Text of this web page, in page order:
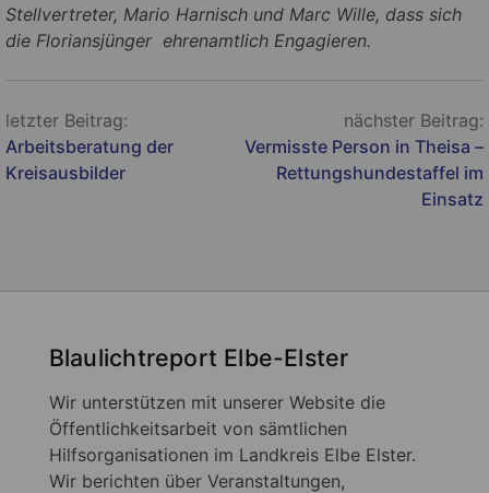
Stellvertreter, Mario Harnisch und Marc Wille, dass sich
die Floriansjünger ehrenamtlich Engagieren.
Beitragsnavigation
letzter Beitrag:
Arbeitsberatung der
Kreisausbilder
nächster Beitrag:
Vermisste Person in Theisa –
Rettungshundestaffel im
Einsatz
Blaulichtreport Elbe-Elster
Wir unterstützen mit unserer Website die
Öffentlichkeitsarbeit von sämtlichen
Hilfsorganisationen im Landkreis Elbe Elster.
Wir berichten über Veranstaltungen,